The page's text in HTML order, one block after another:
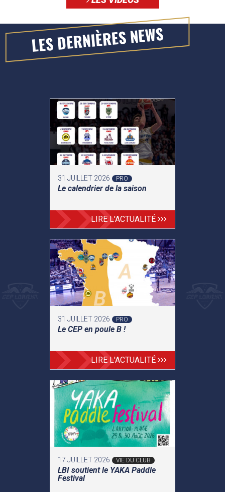
LES DERNIÈRES NEWS
31 JUILLET 2026 PRO
Le calendrier de la saison
LIRE L'ACTUALITÉ
31 JUILLET 2026 PRO
Le CEP en poule B !
LIRE L'ACTUALITÉ
17 JUILLET 2026 VIE DU CLUB
LBI soutient le YAKA Paddle
Festival